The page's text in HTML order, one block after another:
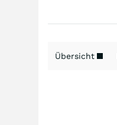
Übersicht